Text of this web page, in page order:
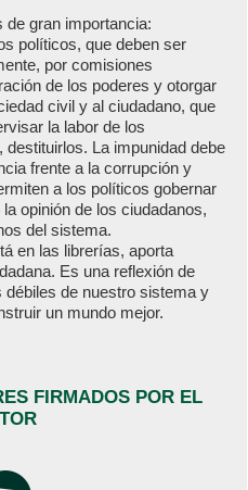
de gran importancia:
políticos, que deben ser
por comisiones
de los poderes y otorgar
civil y al ciudadano, que
la labor de los
La impunidad debe
frente a la corrupción y
a los políticos gobernar
opinión de los ciudadanos,
del sistema.
en las librerías, aporta
Es una reflexión de
débiles de nuestro sistema y
un mundo mejor.
FIRMADOS POR EL